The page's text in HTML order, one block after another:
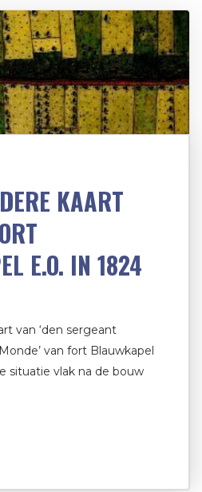
KAART
E.O. IN 1824
van ‘den sergeant
van fort Blauwkapel
situatie vlak na de bouw